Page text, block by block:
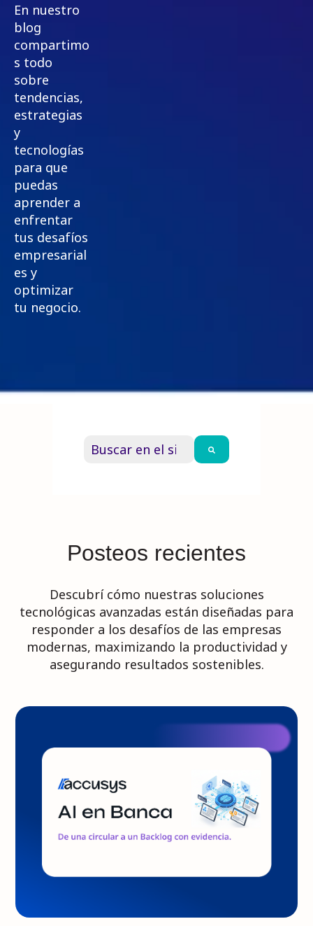
En nuestro
blog
compartimo
s todo
sobre
tendencias,
estrategias
y
tecnologías
para que
puedas
aprender a
enfrentar
tus desafíos
empresarial
es y
optimizar
tu negocio.
Esto es un campo de búsqueda
Posteos recientes
Descubrí cómo nuestras soluciones
tecnológicas avanzadas están diseñadas para
responder a los desafíos de las empresas
modernas, maximizando la productividad y
asegurando resultados sostenibles.